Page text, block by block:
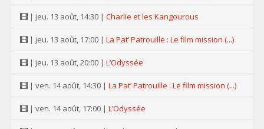
| jeu. 13 août, 14:30 | Charlie et les Kangourous
| jeu. 13 août, 17:00 | La Pat’ Patrouille : Le film mission (...)
| jeu. 13 août, 20:00 | L’Odyssée
| ven. 14 août, 14:30 | La Pat’ Patrouille : Le film mission (...)
| ven. 14 août, 17:00 | L’Odyssée